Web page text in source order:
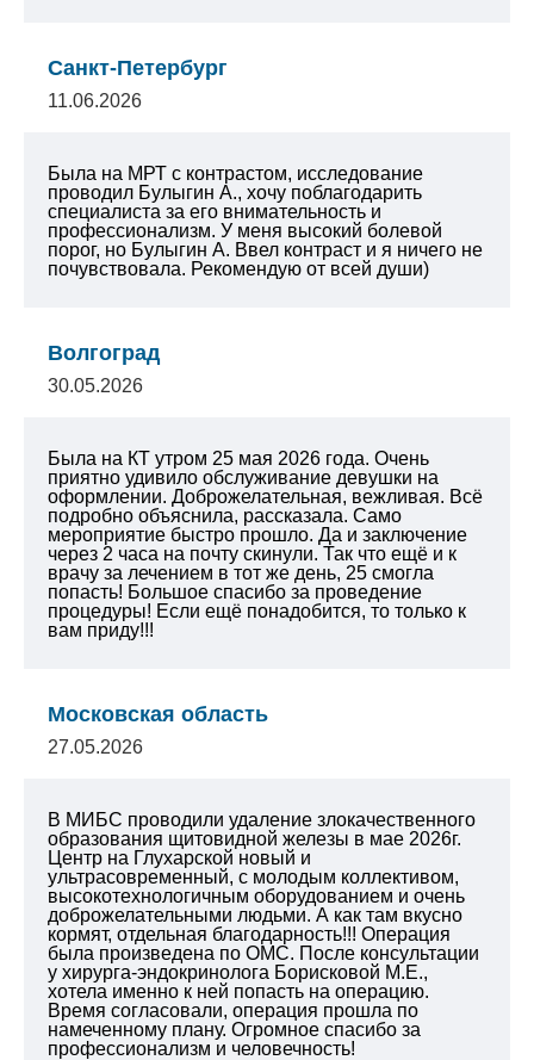
Санкт-Петербург
11.06.2026
Была на МРТ с контрастом, исследование
проводил Булыгин А., хочу поблагодарить
специалиста за его внимательность и
профессионализм. У меня высокий болевой
порог, но Булыгин А. Ввел контраст и я ничего не
почувствовала. Рекомендую от всей души)
Волгоград
30.05.2026
Была на КТ утром 25 мая 2026 года. Очень
приятно удивило обслуживание девушки на
оформлении. Доброжелательная, вежливая. Всё
подробно объяснила, рассказала. Само
мероприятие быстро прошло. Да и заключение
через 2 часа на почту скинули. Так что ещё и к
врачу за лечением в тот же день, 25 смогла
попасть! Большое спасибо за проведение
процедуры! Если ещё понадобится, то только к
вам приду!!!
Московская область
27.05.2026
В МИБС проводили удаление злокачественного
образования щитовидной железы в мае 2026г.
Центр на Глухарской новый и
ультрасовременный, с молодым коллективом,
высокотехнологичным оборудованием и очень
доброжелательными людьми. А как там вкусно
кормят, отдельная благодарность!!! Операция
была произведена по ОМС. После консультации
у хирурга-эндокринолога Борисковой М.Е.,
хотела именно к ней попасть на операцию.
Время согласовали, операция прошла по
намеченному плану. Огромное спасибо за
профессионализм и человечность!